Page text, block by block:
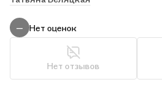
— Нет оценок
Нет отзывов